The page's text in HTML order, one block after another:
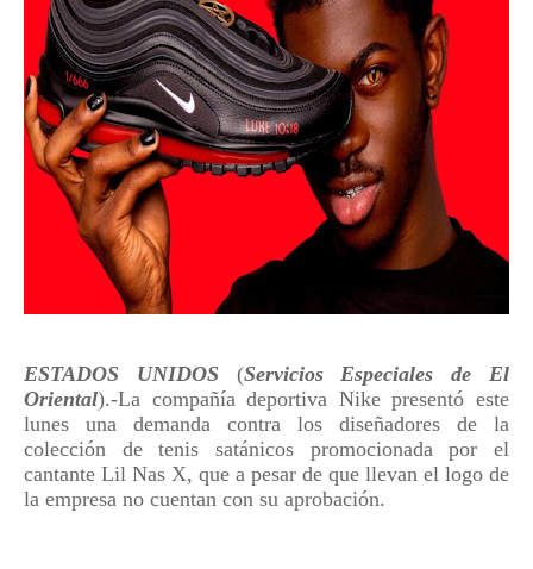
ESTADOS UNIDOS (Servicios Especiales de El
Oriental).-La compañía deportiva Nike presentó este
lunes una demanda contra los diseñadores de la
colección de tenis satánicos promocionada por el
cantante Lil Nas X, que a pesar de que llevan el logo de
la empresa no cuentan con su aprobación.